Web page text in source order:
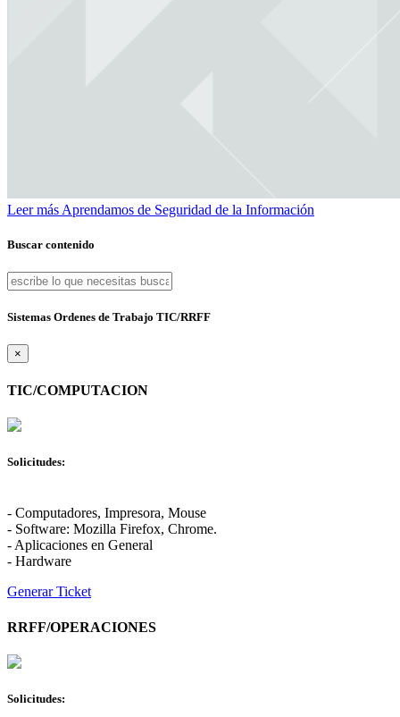
Leer más Aprendamos de Seguridad de la Información
Buscar contenido
Sistemas Ordenes de Trabajo TIC/RRFF
×
TIC/COMPUTACION
Solicitudes:
- Computadores, Impresora, Mouse
- Software: Mozilla Firefox, Chrome.
- Aplicaciones en General
- Hardware
Generar Ticket
RRFF/OPERACIONES
Solicitudes: